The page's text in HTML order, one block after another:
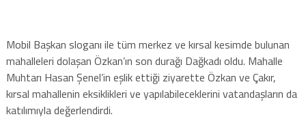
Mobil Başkan sloganı ile tüm merkez ve kırsal kesimde bulunan
mahalleleri dolaşan Özkan’ın son durağı Dağkadı oldu. Mahalle
Muhtarı Hasan Şenel’in eşlik ettiği ziyarette Özkan ve Çakır,
kırsal mahallenin eksiklikleri ve yapılabileceklerini vatandaşların da
katılımıyla değerlendirdi.